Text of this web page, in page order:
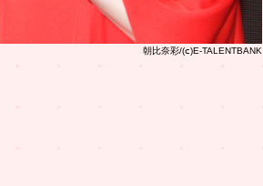
朝比奈彩/(ⅽ)E-TALENTBANK